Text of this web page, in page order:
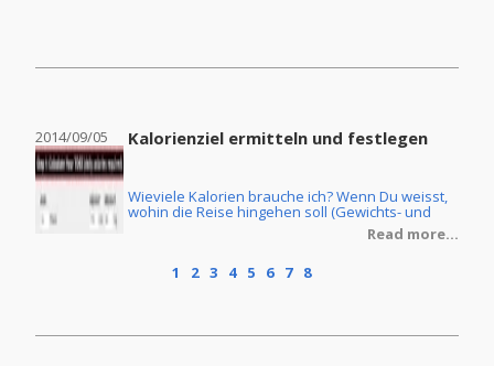
2014/09/05 Kalorienziel ermitteln und festlegen
Wieviele Kalorien brauche ich? Wenn Du weisst,
wohin die Reise hingehen soll (Gewichts- und
Körperfettreduzierung oder Masseaufbau) und
Du ebenfalls die Ernährungsform Deiner Wahl
Frage, wie Du denn Dein individuelles
Read more...
1 2 3 4 5 6 7 8